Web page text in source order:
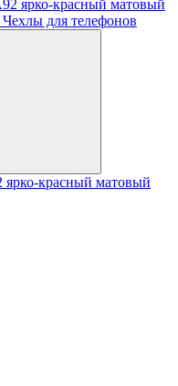
ярко-красный матовый